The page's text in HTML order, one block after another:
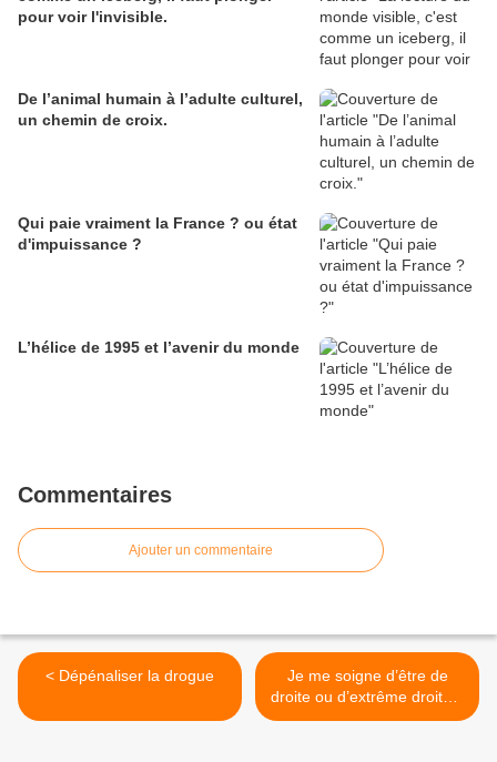
pour voir l'invisible.
De l’animal humain à l’adulte culturel,
un chemin de croix.
Qui paie vraiment la France ? ou état
d'impuissance ?
L’hélice de 1995 et l’avenir du monde
Commentaires
Ajouter un commentaire
< Dépénaliser la drogue
Je me soigne d’être de
droite ou d’extrême droite ?
>